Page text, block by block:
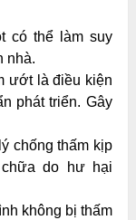
có thể làm suy
nhà.
ướt là điều kiện
phát triển. Gây
chống thấm kịp
do hư hại
không bị thấm